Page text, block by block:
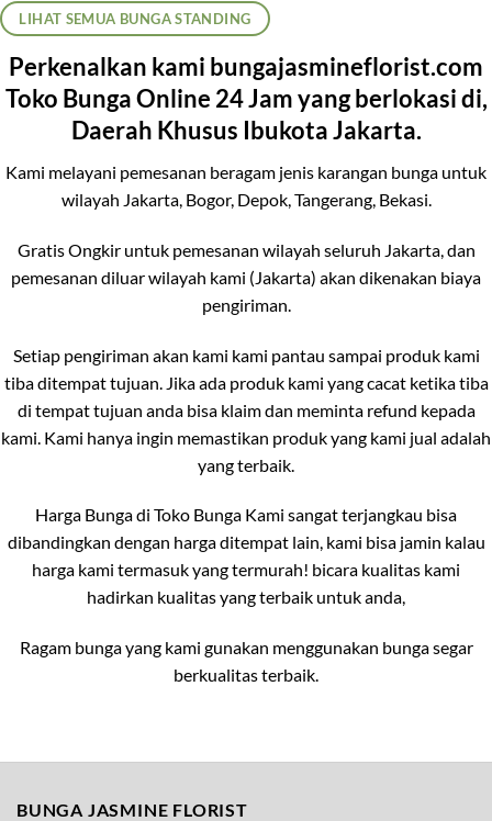
LIHAT SEMUA BUNGA STANDING
Perkenalkan kami bungajasmineflorist.com
Toko Bunga Online 24 Jam yang berlokasi di,
Daerah Khusus Ibukota Jakarta.
Kami melayani pemesanan beragam jenis karangan bunga untuk
wilayah Jakarta, Bogor, Depok, Tangerang, Bekasi.
Gratis Ongkir untuk pemesanan wilayah seluruh Jakarta, dan
pemesanan diluar wilayah kami (Jakarta) akan dikenakan biaya
pengiriman.
Setiap pengiriman akan kami kami pantau sampai produk kami
tiba ditempat tujuan. Jika ada produk kami yang cacat ketika tiba
di tempat tujuan anda bisa klaim dan meminta refund kepada
kami. Kami hanya ingin memastikan produk yang kami jual adalah
yang terbaik.
Harga Bunga di Toko Bunga Kami sangat terjangkau bisa
dibandingkan dengan harga ditempat lain, kami bisa jamin kalau
harga kami termasuk yang termurah! bicara kualitas kami
hadirkan kualitas yang terbaik untuk anda,
Ragam bunga yang kami gunakan menggunakan bunga segar
berkualitas terbaik.
BUNGA JASMINE FLORIST